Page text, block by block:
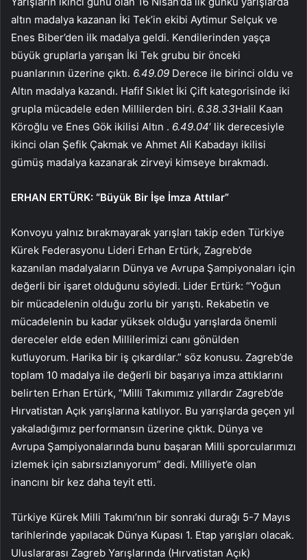
altın madalya kazanan İki Tek’in ekibi Aytimur Selçuk ve
Enes Biber’den ilk madalya geldi. Kendilerinden yaşça
büyük gruplarla yarışan İki Tek grubu bir önceki
puanlarının üzerine çıktı. 6.49.09 Derece ile birinci oldu ve
Altın madalya kazandı. Hafif Sıklet İki Çift kategorisinde iki
grupla mücadele eden Millilerden biri. 6.38.33Halil Kaan
Köroğlu ve Enes Gök ikilisi Altın . 6.49.04‘ lik derecesiyle
ikinci olan Şefik Çakmak ve Ahmet Ali Kabadayı ikilisi
gümüş madalya kazanarak zirveyi kimseye bırakmadı.
ERHAN ERTÜRK: “Büyük Bir İşe İmza Attılar”
Konvoyu yalnız bırakmayarak yarışları takip eden Türkiye
Kürek Federasyonu Lideri Erhan Ertürk, Zagreb’de
kazanılan madalyaların Dünya ve Avrupa Şampiyonaları için
değerli bir işaret olduğunu söyledi. Lider Ertürk: “Yoğun
bir mücadelenin olduğu zorlu bir yarıştı. Rekabetin ve
mücadelenin bu kadar yüksek olduğu yarışlarda önemli
dereceler elde eden Millilerimizi canı gönülden
kutluyorum. Harika bir iş çıkardılar.” söz konusu. Zagreb’de
toplam 10 madalya ile değerli bir başarıya imza attıklarını
belirten Erhan Ertürk, “Milli Takımımız yıllardır Zagreb’de
Hırvatistan Açık yarışlarına katılıyor. Bu yarışlarda geçen yıl
yakaladığımız performansın üzerine çıktık. Dünya ve
Avrupa Şampiyonalarında bunu başaran Milli sporcularımızı
izlemek için sabırsızlanıyorum” dedi. Milliyet’e olan
inancını bir kez daha teyit etti.
Türkiye Kürek Milli Takımı’nın bir sonraki durağı 5-7 Mayıs
tarihlerinde yapılacak Dünya Kupası 1. Etap yarışları olacak.
Uluslararası Zagreb Yarışlarında (Hırvatistan Açık)